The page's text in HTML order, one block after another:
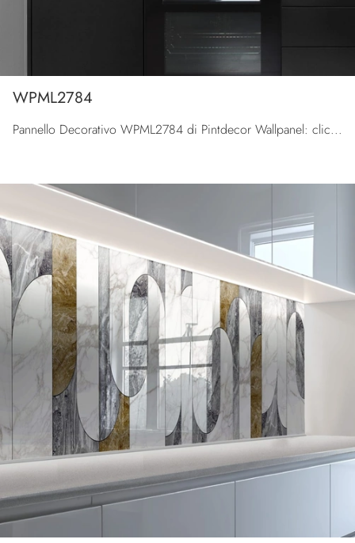
WPML2784
Pannello Decorativo WPML2784 di Pintdecor Wallpanel: clicca e scopri di più sui Complementi e pannelli decorativi design in metallo del noto e ...